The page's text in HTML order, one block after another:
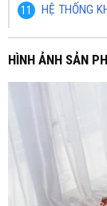
HỆ THỐNG
HÌNH ẢNH SẢN